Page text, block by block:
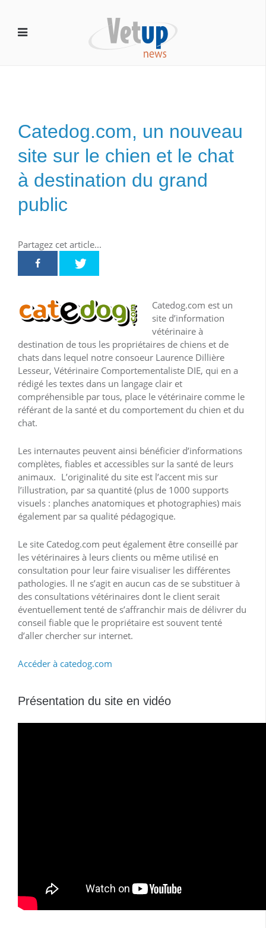
Catedog.com, un nouveau
site sur le chien et le chat
à destination du grand
public
Partagez cet article...
Catedog.com est un
site d’information
vétérinaire à
destination de tous les propriétaires de chiens et de
chats dans lequel notre consoeur Laurence Dillière
Lesseur, Vétérinaire Comportementaliste DIE, qui en a
rédigé les textes dans un langage clair et
compréhensible par tous, place le vétérinaire comme le
référant de la santé et du comportement du chien et du
chat.
Les internautes peuvent ainsi bénéficier d’informations
complètes, fiables et accessibles sur la santé de leurs
animaux. L’originalité du site est l’accent mis sur
l’illustration, par sa quantité (plus de 1000 supports
visuels : planches anatomiques et photographies) mais
également par sa qualité pédagogique.
Le site Catedog.com peut également être conseillé par
les vétérinaires à leurs clients ou même utilisé en
consultation pour leur faire visualiser les différentes
pathologies. Il ne s’agit en aucun cas de se substituer à
des consultations vétérinaires dont le client serait
éventuellement tenté de s’affranchir mais de délivrer du
conseil fiable que le propriétaire est souvent tenté
d’aller chercher sur internet.
Accéder à catedog.com
Présentation du site en vidéo